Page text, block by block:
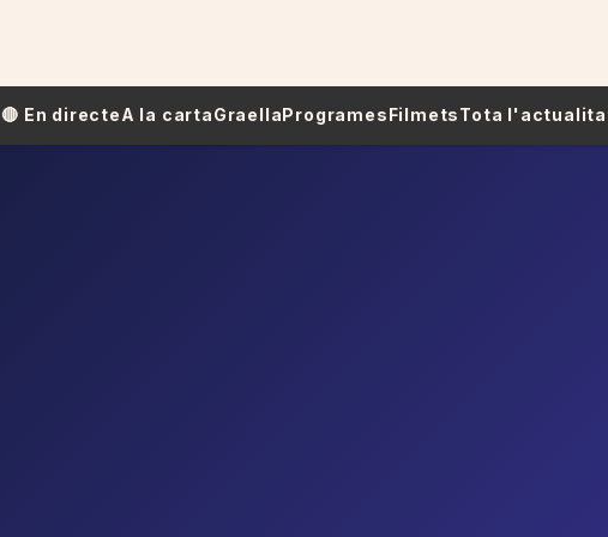
🔴​​ En directeA la cartaGraellaProgramesFilmetsTota